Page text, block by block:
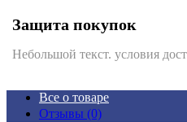
Защита покупок
Небольшой текст. условия
Все о товаре
Отзывы (0)